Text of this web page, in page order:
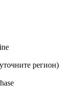
регион)